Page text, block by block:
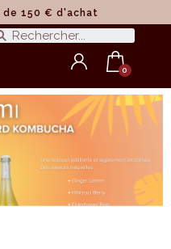
150 € d'achat